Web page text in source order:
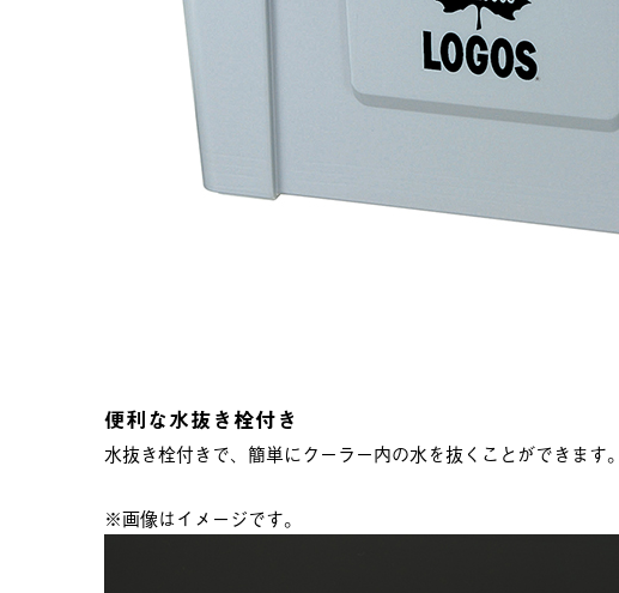
便利な水抜き栓付き
水抜き栓付きで、簡単にクーラー内の水を抜くことができます。
※画像はイメージです。